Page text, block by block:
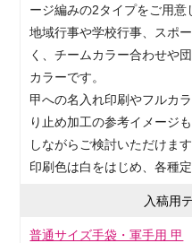
ージ編みの2タイプをご用意
地域行事や学校行事、スポ
く、チームカラー合わせや
カラーです。
甲への名入れ印刷やフルカ
り止め加工の参考イメージ
しながらご検討いただけます
印刷色は白をはじめ、各種
入稿用
普通サイズ手袋・軍手用 甲